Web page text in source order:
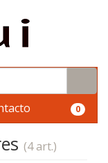
0
(4 art.)